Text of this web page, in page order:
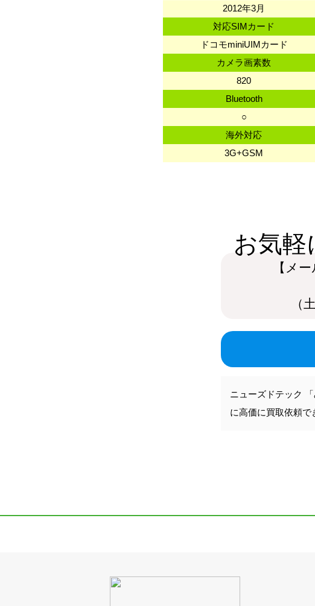
2012年3月
対応SIMカード
ドコモminiUIMカード
カメラ画素数
820
Bluetooth
○
海外対応
3G+GSM
お気軽
【メ
（
ニューズドテック
に高価に買取依頼で